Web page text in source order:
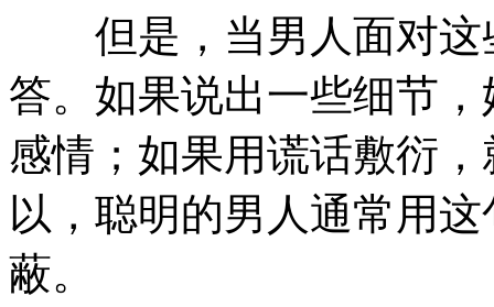
但是，当男人面对这
答。如果说出一些细节
感情；如果用谎话敷衍
以，聪明的男人通常用
蔽。